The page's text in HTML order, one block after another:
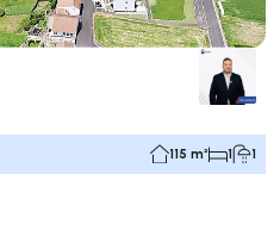
115 m² 1 1